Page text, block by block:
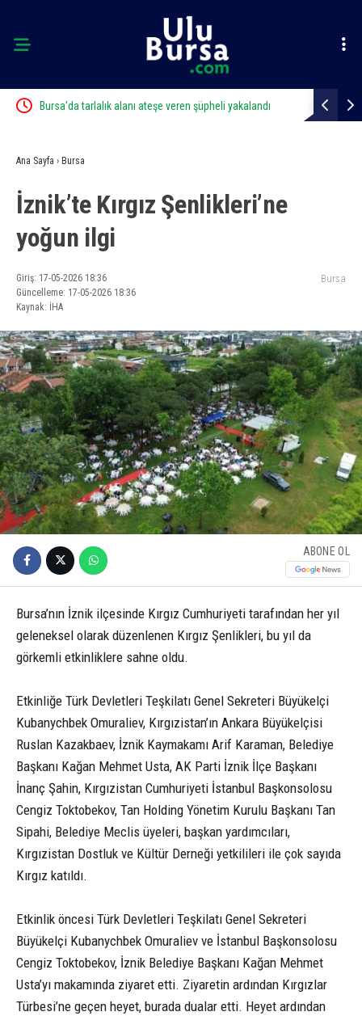
Bursa’da tarlalık alanı ateşe veren şüpheli yakalandı Çalıntı
Ana Sayfa › Bursa
İznik’te Kırgız Şenlikleri’ne
yoğun ilgi
Giriş: 17-05-2026 18:36
Güncelleme: 17-05-2026 18:36
Kaynak: İHA
Bursa
ABONE OL
Bursa’nın İznik ilçesinde Kırgız Cumhuriyeti tarafından her yıl
geleneksel olarak düzenlenen Kırgız Şenlikleri, bu yıl da
görkemli etkinliklere sahne oldu.
Etkinliğe Türk Devletleri Teşkilatı Genel Sekreteri Büyükelçi
Kubanychbek Omuraliev, Kırgızistan’ın Ankara Büyükelçisi
Ruslan Kazakbaev, İznik Kaymakamı Arif Karaman, Belediye
Başkanı Kağan Mehmet Usta, AK Parti İznik İlçe Başkanı
İnanç Şahin, Kırgızistan Cumhuriyeti İstanbul Başkonsolosu
Cengiz Toktobekov, Tan Holding Yönetim Kurulu Başkanı Tan
Sipahi, Belediye Meclis üyeleri, başkan yardımcıları,
Kırgızistan Dostluk ve Kültür Derneği yetkilileri ile çok sayıda
Kırgız katıldı.
Etkinlik öncesi Türk Devletleri Teşkilatı Genel Sekreteri
Büyükelçi Kubanychbek Omuraliev ve İstanbul Başkonsolosu
Cengiz Toktobekov, İznik Belediye Başkanı Kağan Mehmet
Usta’yı makamında ziyaret etti. Ziyaretin ardından Kırgızlar
Türbesi’ne geçen heyet, burada dualar etti. Heyet ardından